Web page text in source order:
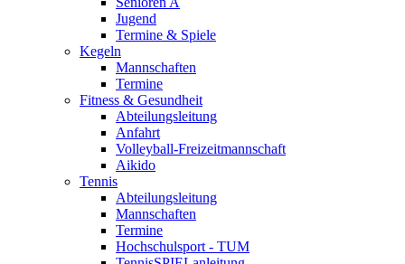
Jugend
Termine & Spiele
Kegeln
Mannschaften
Termine
Fitness & Gesundheit
Abteilungsleitung
Anfahrt
Volleyball-Freizeitmannschaft
Aikido
Tennis
Abteilungsleitung
Mannschaften
Termine
Hochschulsport - TUM